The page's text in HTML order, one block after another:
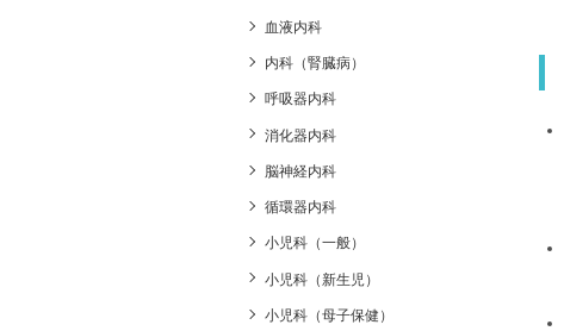
血液内科
内科（腎臓病）
呼吸器内科
消化器内科
脳神経内科
循環器内科
小児科（一般）
小児科（新生児）
小児科（母子保健）